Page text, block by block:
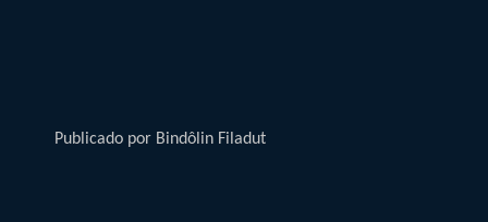
Publicado por Bindôlin Filadut